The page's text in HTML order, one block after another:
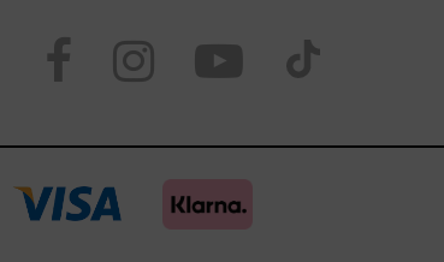
Visit
https://
page
Visit
https://
page
Visit
https://
our